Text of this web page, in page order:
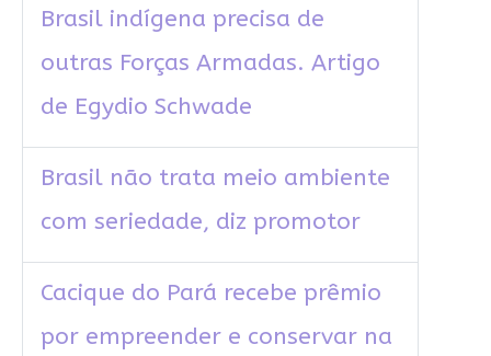
Brasil indígena precisa de
outras Forças Armadas. Artigo
de Egydio Schwade
Brasil não trata meio ambiente
com seriedade, diz promotor
Cacique do Pará recebe prêmio
por empreender e conservar na